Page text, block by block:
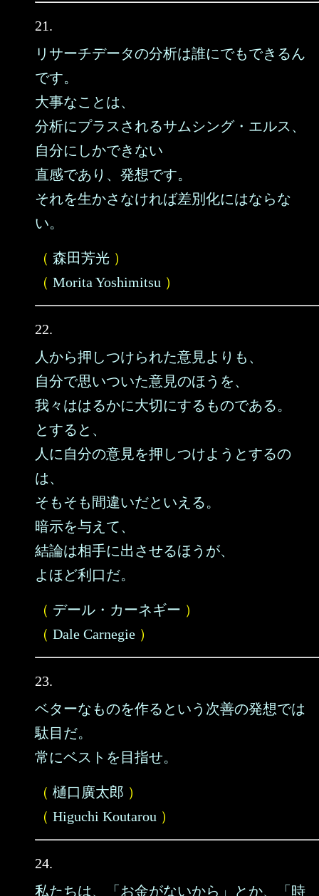
21.
リサーチデータの分析は誰にでもできるん
です。
大事なことは、
分析にプラスされるサムシング・エルス、
自分にしかできない
直感であり、発想です。
それを生かさなければ差別化にはならな
い。
（ 森田芳光 ）
（ Morita Yoshimitsu ）
22.
人から押しつけられた意見よりも、
自分で思いついた意見のほうを、
我々ははるかに大切にするものである。
とすると、
人に自分の意見を押しつけようとするの
は、
そもそも間違いだといえる。
暗示を与えて、
結論は相手に出させるほうが、
よほど利口だ。
（ デール・カーネギー ）
（ Dale Carnegie ）
23.
ベターなものを作るという次善の発想では
駄目だ。
常にベストを目指せ。
（ 樋口廣太郎 ）
（ Higuchi Koutarou ）
24.
私たちは、「お金がないから」とか、「時